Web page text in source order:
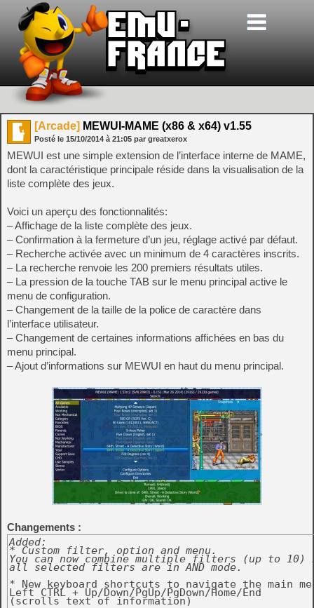
[Arcade] MEWUI-MAME (x86 & x64) v1.55
Posté le 15/10/2014 à 21:05 par greatxerox
MEWUI est une simple extension de l’interface interne de MAME,
dont la caractéristique principale réside dans la visualisation de la
liste complète des jeux.
Voici un aperçu des fonctionnalités:
– Affichage de la liste complète des jeux.
– Confirmation à la fermeture d’un jeu, réglage activé par défaut.
– Recherche activée avec un minimum de 4 caractères inscrits.
– La recherche renvoie les 200 premiers résultats utiles.
– La pression de la touche TAB sur le menu principal active le
menu de configuration.
– Changement de la taille de la police de caractère dans
l’interface utilisateur.
– Changement de certaines informations affichées en bas du
menu principal.
– Ajout d’informations sur MEWUI en haut du menu principal.
Changements :
Added:
* Custom filter, option and menu.
You can now combine multiple filters (up to 10)
all selected filters are in AND mode.
* New keyboard shortcuts to navigate the main
Left CTRL + Up/Down/PgUp/PgDown/Home/End
(scrolls text of information)